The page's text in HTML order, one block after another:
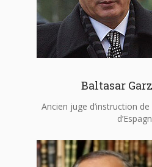
Baltasar
Ancien juge d’instruction